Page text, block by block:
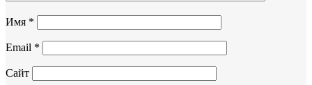
Имя *
Email *
Сайт